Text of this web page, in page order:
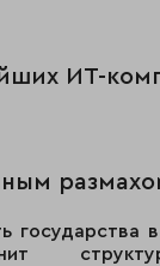
ИТ-
государства